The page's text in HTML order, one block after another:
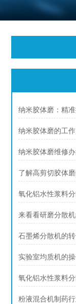
纳米胶体磨：精
纳米胶体磨的工
纳米胶体磨维修
了解高剪切胶体
氧化铝水性浆料
来看看研磨分散
石墨烯分散机的
实验室均质机的
氧化铝水性浆料
粉液混合机制药